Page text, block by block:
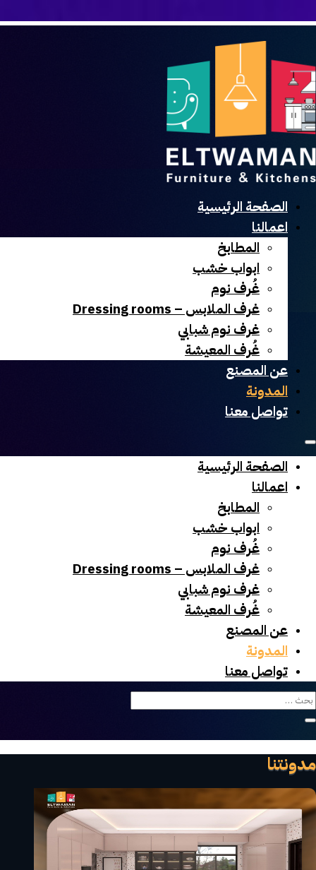
الصفحة الرئيسية
اعمالنا
المطابخ
ابواب خشب
غُرف نوم
غرف الملابس – Dressing rooms
غرف نوم شبابي
غُرف المعيشة
عن المصنع
المدونة
تواصل معنا
الصفحة الرئيسية
اعمالنا
المطابخ
ابواب خشب
غُرف نوم
غرف الملابس – Dressing rooms
غرف نوم شبابي
غُرف المعيشة
عن المصنع
المدونة
تواصل معنا
مدونتنا